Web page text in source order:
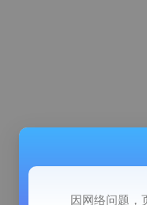
因网络问题，